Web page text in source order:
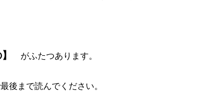
がふたつあります。
後まで読んでください。